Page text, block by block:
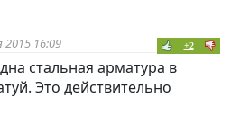
2015 16:09 +2
стальная арматура в
Это действительно